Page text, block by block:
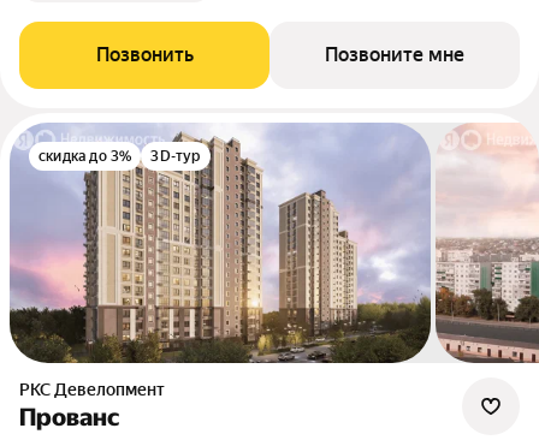
Позвонить Позвоните мне
скидка до 3% 3D-тур
РКС Девелопмент
Прованс